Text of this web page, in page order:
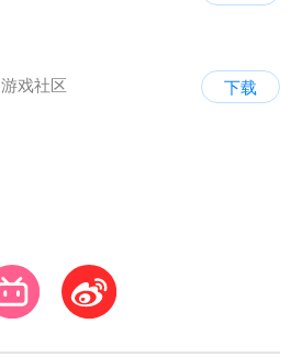
游戏社区
下载